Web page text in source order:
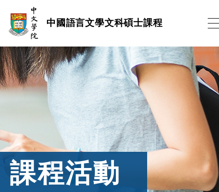
中國語言文學文科碩士課程
到
內
容
(按
輸
入
鍵)
課程活動